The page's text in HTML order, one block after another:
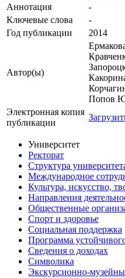
Аннотация
-
Ключевые cлова
-
Год публикации
2014
Автор(ы)
Попов
Электронная копия
публикации
Университет
Ректорат
Структура
Международное
Культура, искусство,
Направления
Общественные
Спорт и здоровье
Социальная поддержка
Программа
Сведения о доходах
Символика
Экскурсионно-